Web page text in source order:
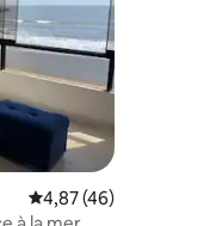
: 5 sur 5
Évaluation moyenne
4,87 (46)